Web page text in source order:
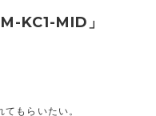
KC1-MID」
もらいたい。